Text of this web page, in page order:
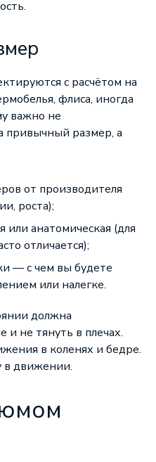
с расчётом на
, флиса, иногда
важно не
привычный размер, а
от производителя
роста);
или анатомическая (для
отличается);
— с чем вы будете
или налегке.
должна
и не тянуть в плечах.
в коленях и бедре.
в движении.